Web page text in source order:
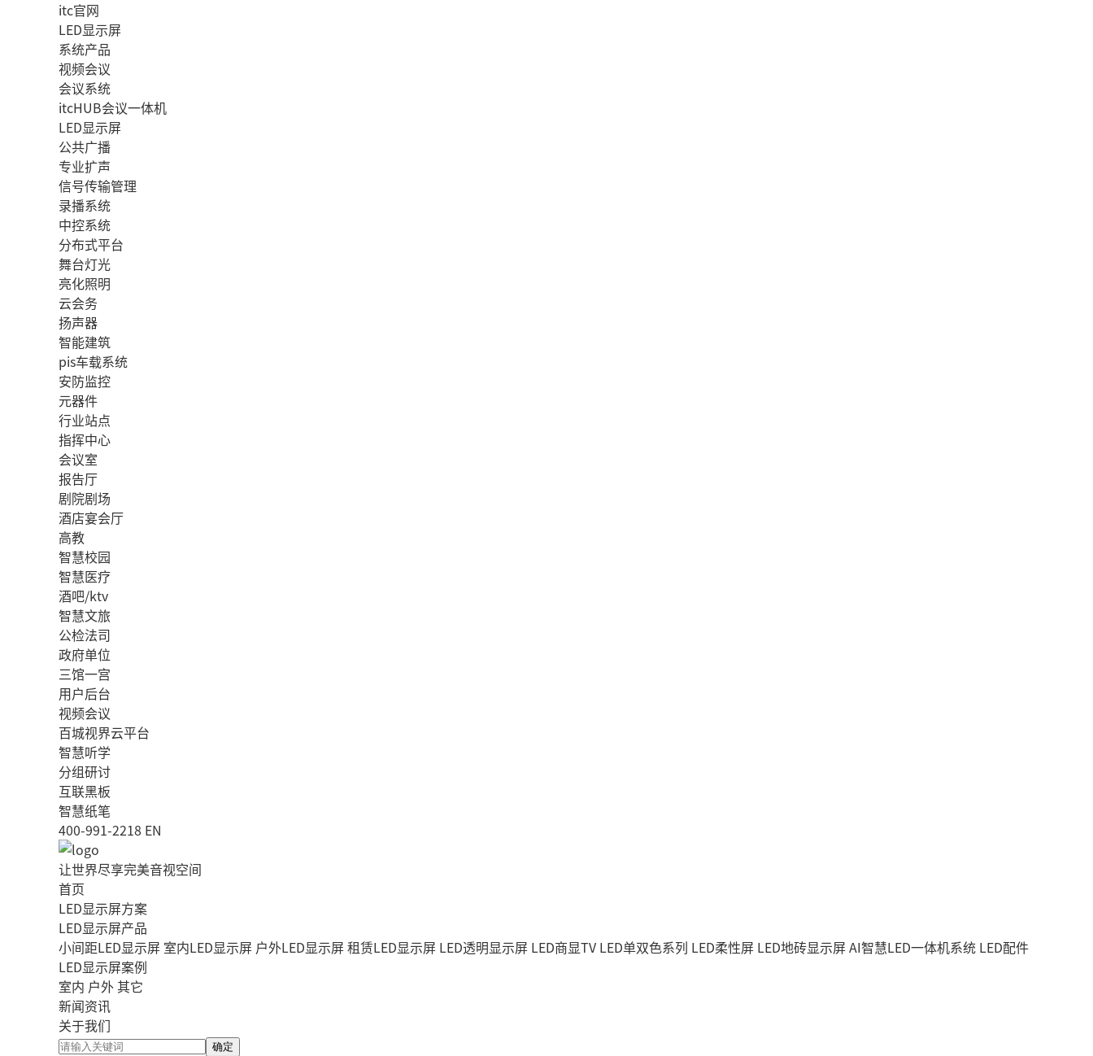
itc官网
LED显示屏
系统产品
视频会议
会议系统
itcHUB会议一体机
LED显示屏
公共广播
专业扩声
信号传输管理
录播系统
中控系统
分布式平台
舞台灯光
亮化照明
云会务
扬声器
智能建筑
pis车载系统
安防监控
元器件
行业站点
指挥中心
会议室
报告厅
剧院剧场
酒店宴会厅
高教
智慧校园
智慧医疗
酒吧/ktv
智慧文旅
公检法司
政府单位
三馆一宫
用户后台
视频会议
百城视界云平台
智慧听学
分组研讨
互联黑板
智慧纸笔
400-991-2218 EN
让世界尽享完美音视空间
首页
LED显示屏方案
LED显示屏产品
小间距LED显示屏 室内LED显示屏 户外LED显示屏租赁LED显示屏 LED透明显示屏 LED商显TV LED单双色系列 LED柔性屏 LED地砖显示屏AI智慧LED一体机系统 LED配件
LED显示屏案例
室内 户外其它
新闻资讯
关于我们
确定